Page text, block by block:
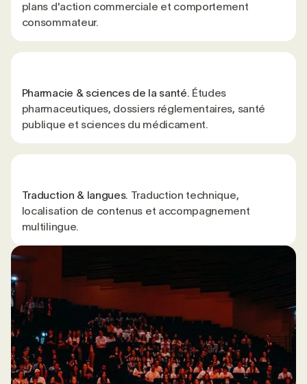
plans d'action commerciale et comportement
consommateur.
Pharmacie & sciences de la santé. Études
pharmaceutiques, dossiers réglementaires, santé
publique et sciences du médicament.
Traduction & langues. Traduction technique,
localisation de contenus et accompagnement
multilingue.